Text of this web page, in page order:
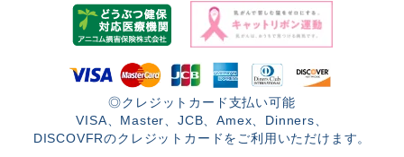
◎クレジットカード支払い可能
VISA、Master、JCB、Amex、Dinners、
DISCOVFRのクレジットカードをご利用いただけます。